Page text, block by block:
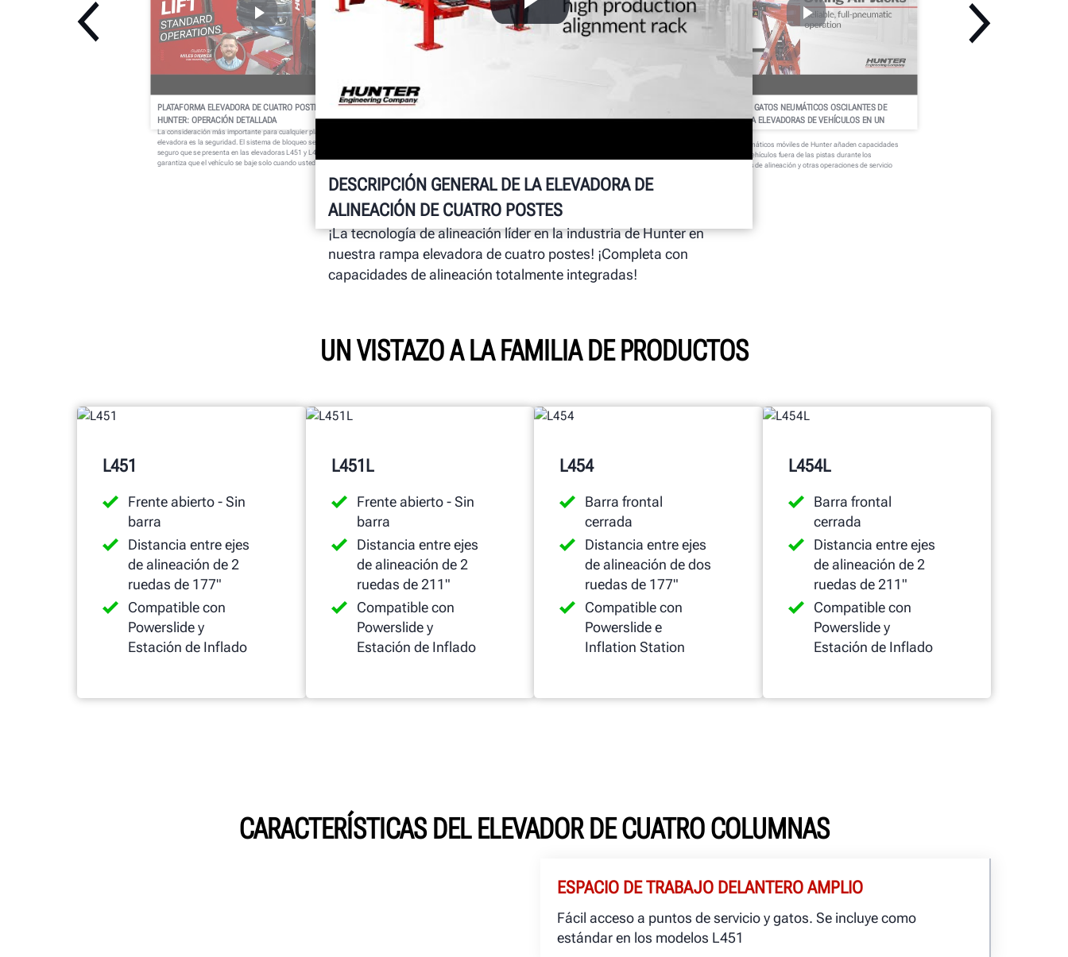
DESCRIPCIÓN GENERAL DE LA ELEVADORA DE
ALINEACIÓN DE CUATRO POSTES
¡La tecnología de alineación líder en la industria de Hunter en
nuestra rampa elevadora de cuatro postes! ¡Completa con
capacidades de alineación totalmente integradas!
LOS NUEVOS GATOS NEUMÁTICOS OSCILANTES DE
HUNTER PARA ELEVADORAS DE VEHÍCULOS EN UN
Los gatos neumáticos móviles de Hunter añaden capacidades
para levantar vehículos fuera de las pistas durante los
procedimientos de alineación y otras operaciones de servicio
PLATAFORMA ELEVADORA DE CUATRO POSTES DE
HUNTER: OPERACIÓN DETALLADA
La consideración más importante para cualquier plataforma
elevadora es la seguridad. El sistema de bloqueo sencillo pero
seguro que se presenta en las elevadoras L451 y L454 de Hunter
garantiza que el vehículo se baje solo cuando usted lo desee.
UN VISTAZO A LA FAMILIA DE PRODUCTOS
L451
Frente abierto - Sin
barra
Distancia entre ejes
de alineación de 2
ruedas de 177"
Compatible con
Powerslide y
Estación de Inflado
L451L
Frente abierto - Sin
barra
Distancia entre ejes
de alineación de 2
ruedas de 211"
Compatible con
Powerslide y
Estación de Inflado
L454
Barra frontal
cerrada
Distancia entre ejes
de alineación de dos
ruedas de 177"
Compatible con
Powerslide e
Inflation Station
L454L
Barra frontal
cerrada
Distancia entre ejes
de alineación de 2
ruedas de 211"
Compatible con
Powerslide y
Estación de Inflado
CARACTERÍSTICAS DEL ELEVADOR DE CUATRO COLUMNAS
ESPACIO DE TRABAJO DELANTERO AMPLIO
Fácil acceso a puntos de servicio y gatos. Se incluye como
estándar en los modelos L451